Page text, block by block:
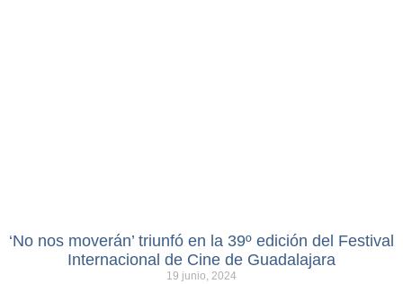
‘No nos moverán’ triunfó en la 39º edición del Festival
Internacional de Cine de Guadalajara
19 junio, 2024